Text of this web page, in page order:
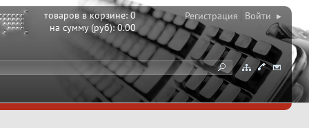
товаров в корзине:0
на сумму (руб):0.00
Регистрация Войти ▸